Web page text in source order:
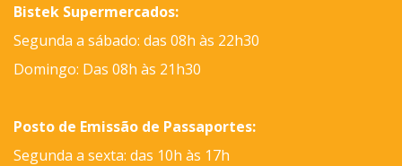
Bistek Supermercados:
Segunda a sábado: das 08h às 22h30
Domingo: Das 08h às 21h30
Posto de Emissão de Passaportes:
Segunda a sexta: das 10h às 17h